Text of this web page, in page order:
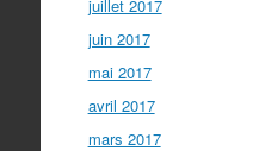
juillet 2017
juin 2017
mai 2017
avril 2017
mars 2017